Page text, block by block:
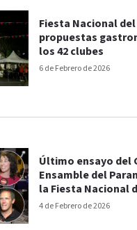
6 de Febrero de 2026
Fiesta Nacional
propuestas
los 42 clubes
4 de Febrero de 2026
Último ensayo del
Ensamble del
la Fiesta Nacional
“Vamos a